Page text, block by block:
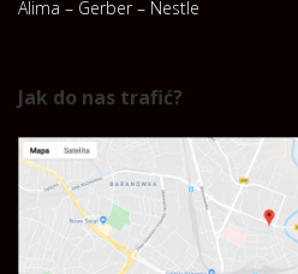
Alima – Gerber – Nestle
Jak do nas trafić?